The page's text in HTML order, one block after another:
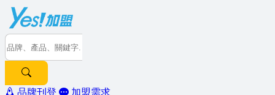
品牌刊登 加盟需求